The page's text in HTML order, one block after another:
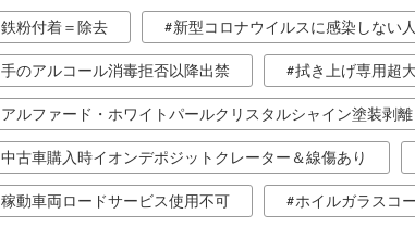
鉄粉付着＝除去 新型コロナウイルスに感染しない人
手のアルコール消毒拒否以降出禁 拭き上げ専用超
アルファード・ホワイトパールクリスタルシャイン塗装剥離
中古車購入時イオンデポジットクレーター＆線傷あり
稼動車両ロードサービス使用不可 ホイルガラスコ